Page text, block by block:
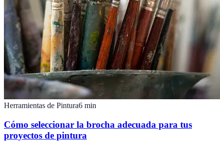
Herramientas de Pintura6 min
Cómo seleccionar la brocha adecuada para tus
proyectos de pintura